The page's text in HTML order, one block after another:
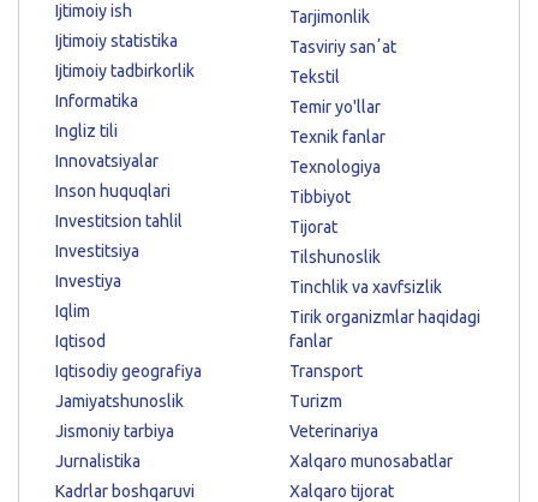
Ijtimoiy ish
Ijtimoiy statistika
Ijtimoiy tadbirkorlik
Informatika
Ingliz tili
Innovatsiyalar
Inson huquqlari
Investitsion tahlil
Investitsiya
Investiya
Iqlim
Iqtisod
Iqtisodiy geografiya
Jamiyatshunoslik
Jismoniy tarbiya
Jurnalistika
Kadrlar boshqaruvi
Tarjimonlik
Tasviriy sanʼat
Tekstil
Temir yo'llar
Texnik fanlar
Texnologiya
Tibbiyot
Tijorat
Tilshunoslik
Tinchlik va xavfsizlik
Tirik organizmlar haqidagi
fanlar
Transport
Turizm
Veterinariya
Xalqaro munosabatlar
Xalqaro tijorat